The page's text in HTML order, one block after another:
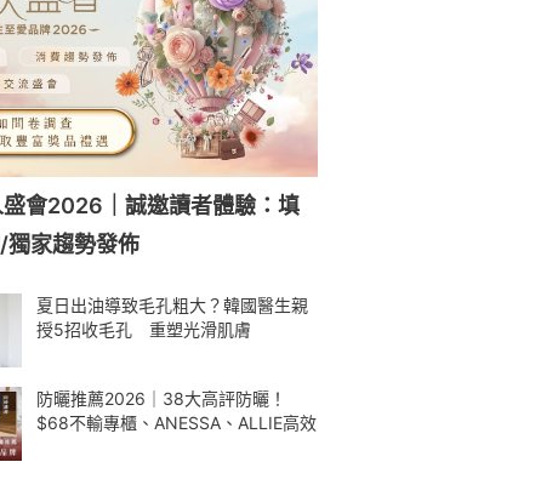
會2026｜誠邀讀者體驗：填
獨家趨勢發佈
夏日出油導致毛孔粗大？韓國醫生親
授5招收毛孔 重塑光滑肌膚
防曬推薦2026｜38大高評防曬！
$68不輸專櫃、ANESSA、ALLIE高效